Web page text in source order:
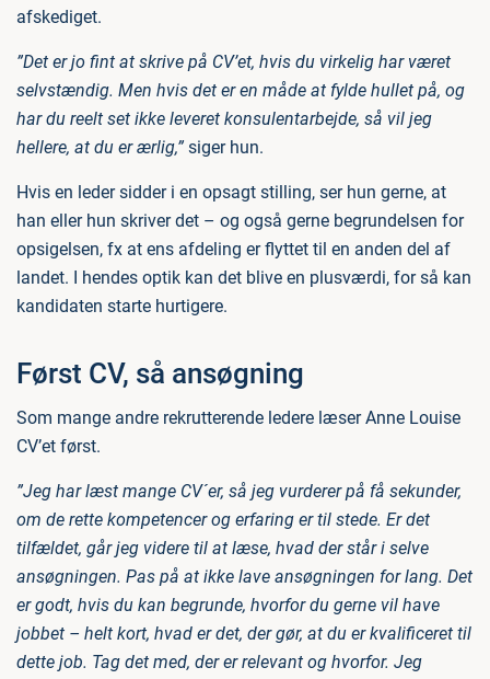
afskediget.
”Det er jo fint at skrive på CV’et, hvis du virkelig har været
selvstændig. Men hvis det er en måde at fylde hullet på, og
har du reelt set ikke leveret konsulentarbejde, så vil jeg
hellere, at du er ærlig,”siger hun.
Hvis en leder sidder i en opsagt stilling, ser hun gerne, at
han eller hun skriver det – og også gerne begrundelsen for
opsigelsen, fx at ens afdeling er flyttet til en anden del af
landet. I hendes optik kan det blive en plusværdi, for så kan
kandidaten starte hurtigere.
Først CV, så ansøgning
Som mange andre rekrutterende ledere læser Anne Louise
CV’et først.
”Jeg har læst mange CV´er, så jeg vurderer på få sekunder,
om de rette kompetencer og erfaring er til stede. Er det
tilfældet, går jeg videre til at læse, hvad der står i selve
ansøgningen. Pas på at ikke lave ansøgningen for lang. Det
er godt, hvis du kan begrunde, hvorfor du gerne vil have
jobbet – helt kort, hvad er det, der gør, at du er kvalificeret til
dette job. Tag det med, der er relevant og hvorfor. Jeg